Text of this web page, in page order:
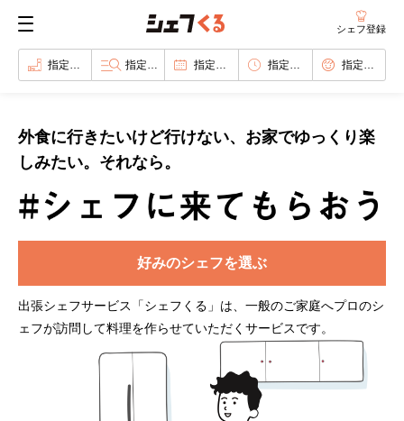
シェフ登録
外食に行きたいけど行けない、お家でゆっくり楽
しみたい。それなら。
好みのシェフを選ぶ
出張シェフサービス「シェフくる」は、一般のご家庭へプロのシ
ェフが訪問して料理を作らせていただくサービスです。
指定なし 指定なし 指定なし 指定なし 指定なし